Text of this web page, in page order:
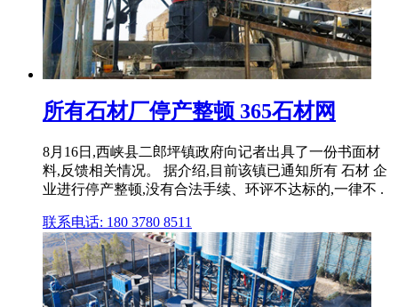
所有石材厂停产整顿 365石材网
8月16日,西峡县二郎坪镇政府向记者出具了一份书面材
料,反馈相关情况。 据介绍,目前该镇已通知所有 石材 企
业进行停产整顿,没有合法手续、环评不达标的,一律不 .
联系电话: 180 3780 8511